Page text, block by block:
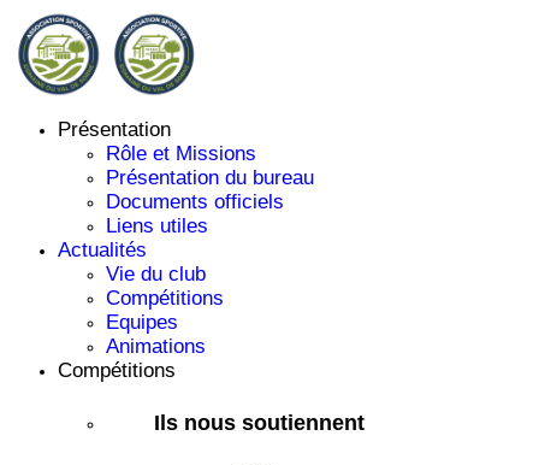
Présentation
Rôle et Missions
Présentation du bureau
Documents officiels
Liens utiles
Actualités
Vie du club
Compétitions
Equipes
Animations
Compétitions
Ils nous soutiennent